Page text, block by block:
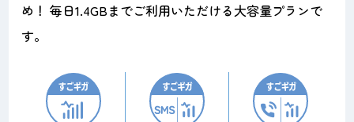
め！ 毎日1.4GBまでご利用いただける大容量プランで
す。